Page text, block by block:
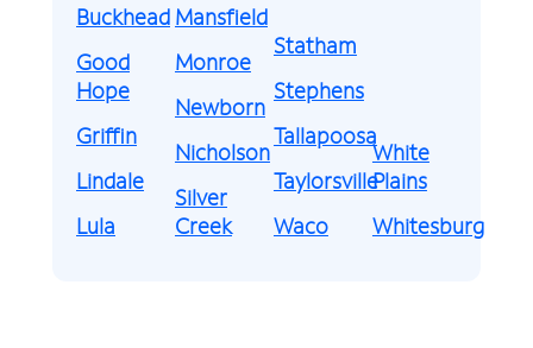
Buckhead
Good
Hope
Griffin
Lindale
Lula
Mansfield
Monroe
Newborn
Nicholson
Silver
Creek
Statham
Stephens
Tallapoosa
Taylorsville
Waco
White
Plains
Whitesburg